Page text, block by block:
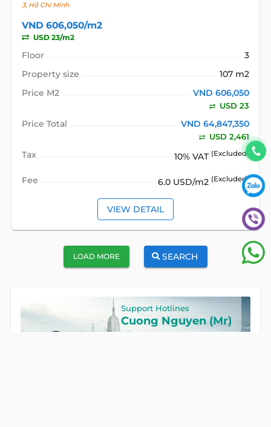
3, Hồ Chí Minh
VND 606,050/m2
USD 23/m2
Floor
3
Property size
107 m2
Price M2
VND 606,050
USD 23
Price Total VND 64,847,350
USD 2,461
Tax 10% VAT (Excluded)
Fee 6.0 USD/m2 (Excluded)
VIEW DETAIL
LOAD MORE SEARCH
Support Hotlines
Cuong Nguyen (Mr)